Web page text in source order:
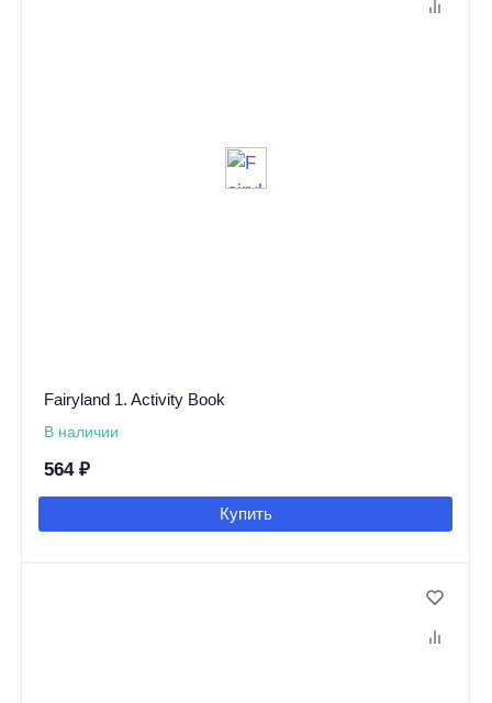
Fairyland 1. Activity Book
В наличии
564 ₽
Купить